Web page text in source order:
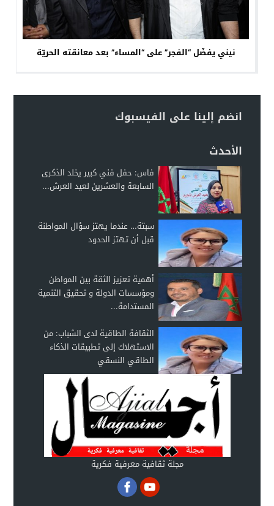
نيني يفضّل “الفجر” على “المساء” بعد معانقته الحريّة
انضم إلينا على الفيسبوك
الأحدث
فاس: حفل فني كبير يخلد الذكرى
السابعة والعشرين لعيد العرش...
سبتة… عندما يهتز سؤال المواطنة
قبل أن تهتز الحدود
أهمية تعزيز الثقة بين المواطن
ومؤسسات الدولة و تحقيق التنمية
المستدامة...
الثقافة الطاقية لدى الشباب: من
الاستهلاك إلى تطبيقات الذكاء
الطاقي النسقي
مجلة ثقافية معرفية فكرية